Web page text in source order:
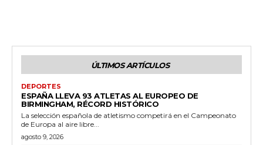
ÚLTIMOS ARTÍCULOS
DEPORTES
ESPAÑA LLEVA 93 ATLETAS AL EUROPEO DE
BIRMINGHAM, RÉCORD HISTÓRICO
La selección española de atletismo competirá en el Campeonato
de Europa al aire libre...
agosto 9, 2026